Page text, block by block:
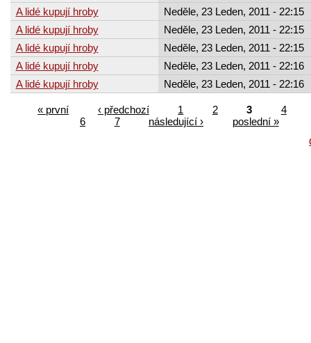
A lidé kupují hroby
Neděle, 23 Leden, 2011 - 22:15
A lidé kupují hroby
Neděle, 23 Leden, 2011 - 22:15
A lidé kupují hroby
Neděle, 23 Leden, 2011 - 22:15
A lidé kupují hroby
Neděle, 23 Leden, 2011 - 22:16
A lidé kupují hroby
Neděle, 23 Leden, 2011 - 22:16
« první ‹ předchozí 1 2 3
4
6
7 následující ›
poslední »